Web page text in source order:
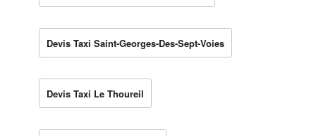
Devis Taxi Saint-Georges-Des-Sept-Voies
Devis Taxi Le Thoureil